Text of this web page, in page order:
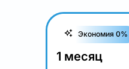
Экономия 0%
1 месяц